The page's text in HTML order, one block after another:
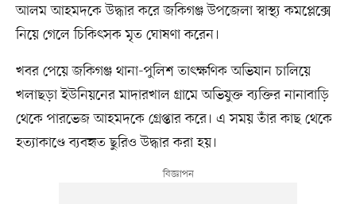
আলম আহমদকে উদ্ধার করে জকিগঞ্জ উপজেলা স্বাস্থ্য কমপ্লেক্সে
নিয়ে গেলে চিকিৎসক মৃত ঘোষণা করেন।
খবর পেয়ে জকিগঞ্জ থানা-পুলিশ তাৎক্ষণিক অভিযান চালিয়ে
খলাছড়া ইউনিয়নের মাদারখাল গ্রামে অভিযুক্ত ব্যক্তির নানাবাড়ি
থেকে পারভেজ আহমদকে গ্রেপ্তার করে। এ সময় তাঁর কাছ থেকে
হত্যাকাণ্ডে ব্যবহৃত ছুরিও উদ্ধার করা হয়।